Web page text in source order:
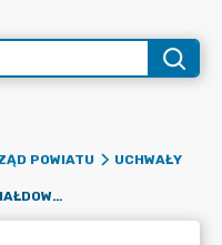
POWIATU
UCHWAŁY
UCHWAŁY ZARZĄDU POWIATU DZIAŁDOWSKIEGO Z DNIA 11 GRUDNIA 2024 ROKU